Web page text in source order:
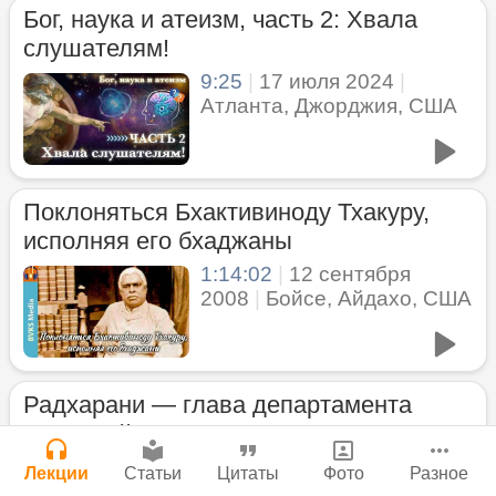
Бог, наука и атеизм, часть 2: Хвала
слушателям!
9:25 17 июля 2024
Атланта, Джорджия, США
Поклоняться Бхактивиноду Тхакуру,
исполняя его бхаджаны
1:14:02
12 сентября
2008
Бойсе, Айдахо, США
Радхарани — глава департамента
служений
1:05:35 7 сентября 2008|
Мы теряем нормальную жизнь и слава
Богу!
29 июля 2026 Васух
Вишну-сахасра-нама
Богатство, которое не спрятать в
сундук
28 июля 2026|Васух
Где живет Верховная Личность Бога?
Каков адрес Вишну?
Чайтанье
Нектар имени Кришны
24 июля 2026
Подрыватели доверия к себе
22 июля 2026
Джанмаштами в Тбилиси 2025
Сайт
Войти|Регистрация История версий
Инструкция
Лекции Статьи Цитаты Фото Разное